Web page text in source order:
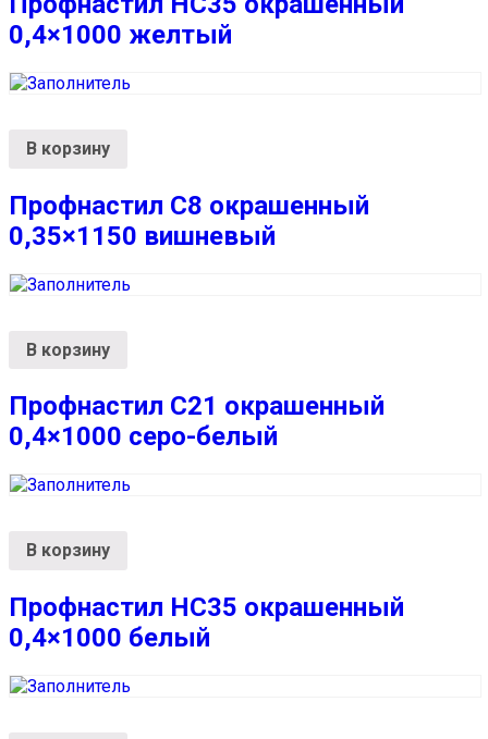
0,4×1000 желтый
В корзину
Профнастил С8 окрашенный
0,35×1150 вишневый
В корзину
Профнастил С21 окрашенный
0,4×1000 серо-белый
В корзину
Профнастил НС35 окрашенный
0,4×1000 белый